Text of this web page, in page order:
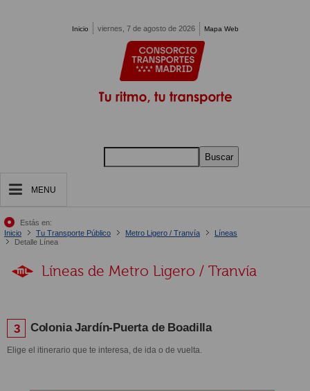
Inicio viernes, 7 de agosto de 2026 Mapa Web
Buscar
MENU
Estás en:
Inicio
Tu Transporte Público Metro Ligero / Tranvía
Líneas
Detalle Línea
Líneas de Metro Ligero / Tranvía
3 Colonia Jardín-Puerta de Boadilla
Elige el itinerario que te interesa, de ida o de vuelta.